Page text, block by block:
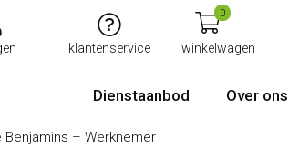
klantenservice
0
winkelwagen
Dienstaanbod Over ons
– Werknemer